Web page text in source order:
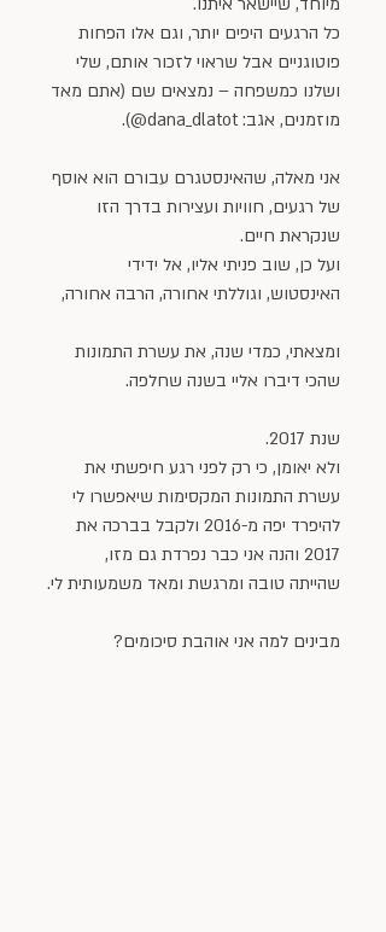
כל הרגעים היפים יותר, וגם אלו הפחות
פוטוגניים אבל שראוי לזכור אותם, שלי
ושלנו כמשפחה – נמצאים שם (אתם מאד
מוזמנים, אגב: dana_dlatot@).
אני מאלה, שהאינסטגרם עבורם הוא אוסף
של רגעים, חוויות ועצירות בדרך הזו
שנקראת חיים.
ועל כן, שוב פניתי אליו, אל ידידי
האינסטוש, וגוללתי אחורה, הרבה אחורה,
ומצאתי, כמדי שנה, את עשרת התמונות
שהכי דיברו אליי בשנה שחלפה.
שנת 2017.
ולא יאומן, כי רק לפני רגע חיפשתי את
עשרת התמונות המקסימות שיאפשרו לי
להיפרד יפה מ-2016 ולקבל בברכה את
2017 והנה אני כבר נפרדת גם מזו,
שהייתה טובה ומרגשת ומאד משמעותית לי.
מבינים למה אני אוהבת סיכומים?